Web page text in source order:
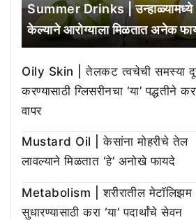
Summer Drinks | उन्हाळ्यामध्ये
केल्याने आरोग्याला मिळतात अनेक
Oily Skin | तेलकट त्वचेची समस्या
करण्यासाठी ग्लिसरीनचा ‘या’ पद्धतीने
वापर
Mustard Oil | केसांना मोहरीचे तेल
लावल्याने मिळतात ‘हे’ अनोखे फायदे
Metabolism | शरीरातील मेटॉलिझम
सुधारण्यासाठी करा ‘या’ पदार्थांचे सेवन